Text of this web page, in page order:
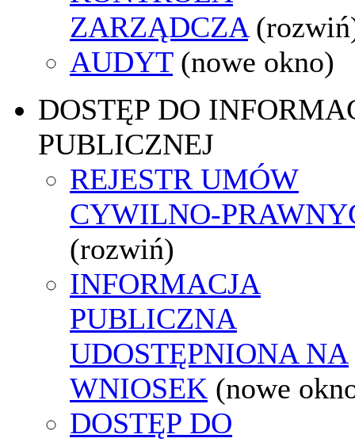
ZARZĄDCZA
AUDYT (nowe okno)
DOSTĘP DO
PUBLICZNEJ
REJESTR UMÓW
CYWILNO-
(rozwiń)
INFORMACJA
PUBLICZNA
UDOSTĘPNIONA NA
WNIOSEK (nowe
DOSTĘP DO